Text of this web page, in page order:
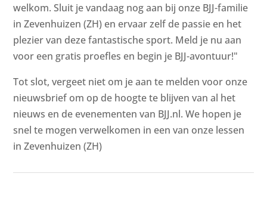
welkom. Sluit je vandaag nog aan bij onze BJJ-familie
in Zevenhuizen (ZH) en ervaar zelf de passie en het
plezier van deze fantastische sport. Meld je nu aan
voor een gratis proefles en begin je BJJ-avontuur!"
Tot slot, vergeet niet om je aan te melden voor onze
nieuwsbrief om op de hoogte te blijven van al het
nieuws en de evenementen van BJJ.nl. We hopen je
snel te mogen verwelkomen in een van onze lessen
in Zevenhuizen (ZH)